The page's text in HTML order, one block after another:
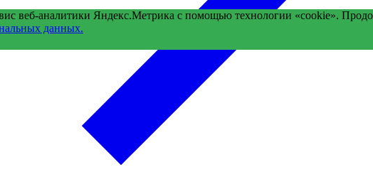
веб-аналитики Яндекс.Метрика с помощью технологии «cookie».
данных.